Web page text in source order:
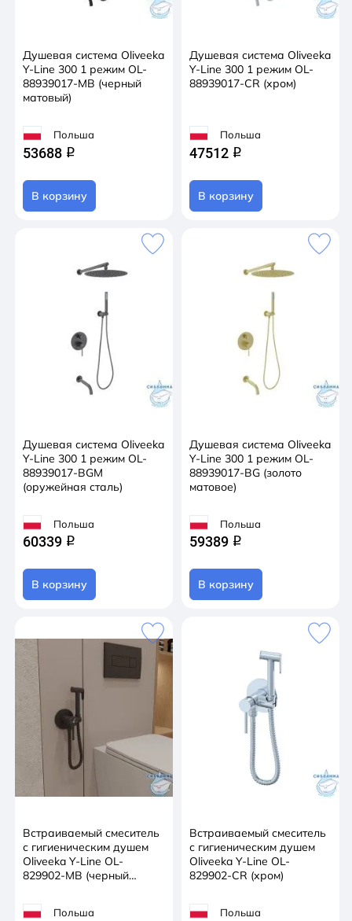
Душевая система Oliveeka
Y-Line 300 1 режим OL-
88939017-MB (черный
матовый)
Польша
53688 q
В корзину
Душевая система Oliveeka
Y-Line 300 1 режим OL-
88939017-CR (хром)
Польша
47512 q
В корзину
Душевая система Oliveeka
Y-Line 300 1 режим OL-
88939017-BGM
(оружейная сталь)
Польша
60339 q
В корзину
Душевая система Oliveeka
Y-Line 300 1 режим OL-
88939017-BG (золото
матовое)
Польша
59389 q
В корзину
Встраиваемый смеситель
с гигиеническим душем
Oliveeka Y-Line OL-
829902-MB (черный
Польша
Встраиваемый смеситель
с гигиеническим душем
Oliveeka Y-Line OL-
829902-CR (хром)
Польша